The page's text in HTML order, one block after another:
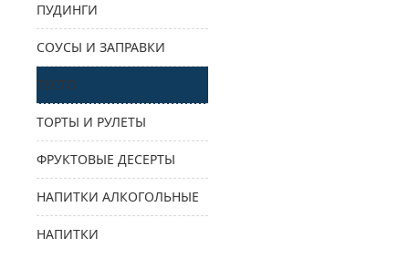
ПУДИНГИ
СОУСЫ И ЗАПРАВКИ
ТЕСТО
ТОРТЫ И РУЛЕТЫ
ФРУКТОВЫЕ ДЕСЕРТЫ
НАПИТКИ АЛКОГОЛЬНЫЕ
НАПИТКИ